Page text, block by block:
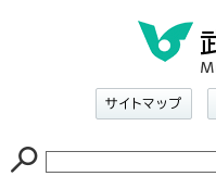
サイトマップ